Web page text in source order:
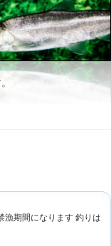
漁期間になります 釣りは